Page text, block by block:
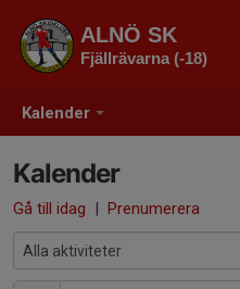
Kalender
ALNÖ SK
Fjällrävarna (-18)
Kalender
Gå till idag | Prenumerera